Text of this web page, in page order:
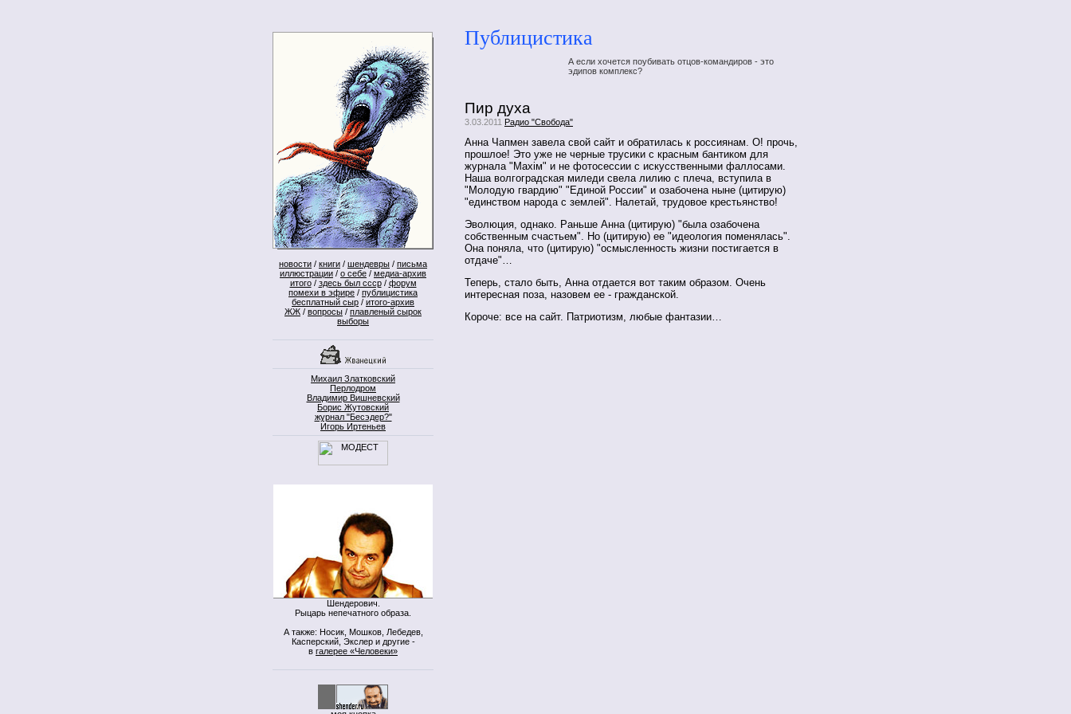
новости / книги / шендевры / письма
иллюстрации / о себе / медиа-архив
итого/ здесь был ссср/ форум
помехи в эфире / публицистика
бесплатный сыр / итого-архив
ЖЖ / вопросы / плавленый сырок
выборы
Михаил Златковский
Перлодром
Владимир Вишневский
Борис Жутовский
журнал "Бесэдер?"
Игорь Иртеньев
Шендерович.
Рыцарь непечатного образа.
А также: Носик, Мошков, Лебедев,
Касперский, Экслер и другие -
в галерее «Человеки»
Публицистика
А если хочется поубивать отцов-командиров - это
эдипов комплекс?
Пир духа
3.03.2011 Радио "Свобода"
Анна Чапмен завела свой сайт и обратилась к россиянам. О! прочь,
прошлое! Это уже не черные трусики с красным бантиком для
журнала "Махiм" и не фотосессии с искусственными фаллосами.
Наша волгоградская миледи свела лилию с плеча, вступила в
"Молодую гвардию" "Единой России" и озабочена ныне (цитирую)
"единством народа с землей". Налетай, трудовое крестьянство!
Эволюция, однако. Раньше Анна (цитирую) "была озабочена
собственным счастьем". Но (цитирую) ее "идеология поменялась".
Она поняла, что (цитирую) "осмысленность жизни постигается в
отдаче"…
Теперь, стало быть, Анна отдается вот таким образом. Очень
интересная поза, назовем ее - гражданской.
Короче: все на сайт. Патриотизм, любые фантазии…